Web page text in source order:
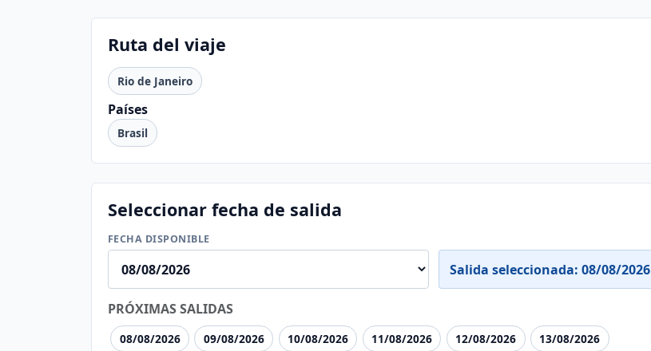
Ruta del viaje
Rio de Janeiro
Países
Brasil
Seleccionar fecha de salida
FECHA DISPONIBLE
Salida seleccionada: 08/08/2026
PRÓXIMAS SALIDAS
08/08/2026 09/08/2026 10/08/2026 11/08/2026 12/08/2026 13/08/2026